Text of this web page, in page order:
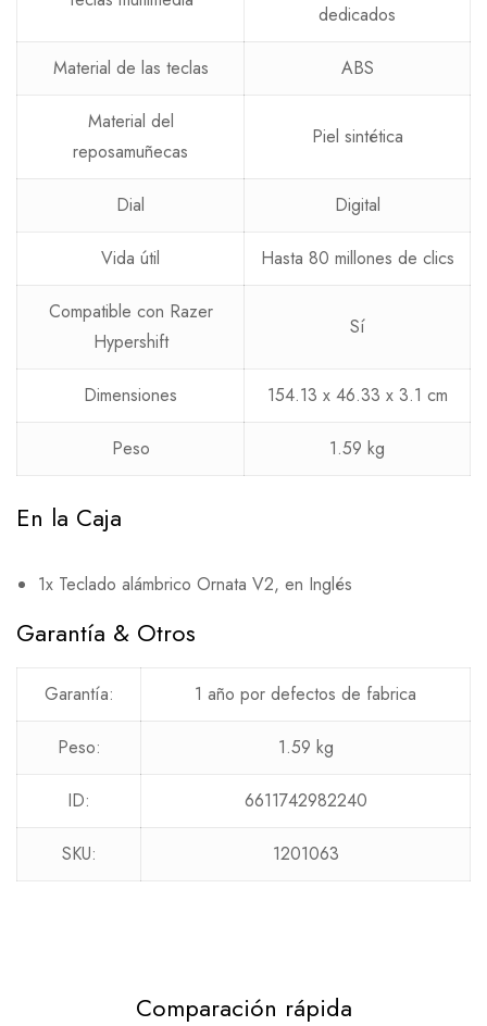
dedicados
Material de las teclas ABS
Material del
reposamuñecas
Piel sintética
Dial Digital
Vida útil Hasta 80 millones de clics
Compatible con Razer
Hypershift
Sí
Dimensiones 154.13 x 46.33 x 3.1 cm
Peso 1.59 kg
En la Caja
1x Teclado alámbrico Ornata V2, en Inglés
Garantía & Otros
Garantía: 1 año por defectos de fabrica
Peso: 1.59 kg
ID: 6611742982240
SKU: 1201063
Comparación rápida